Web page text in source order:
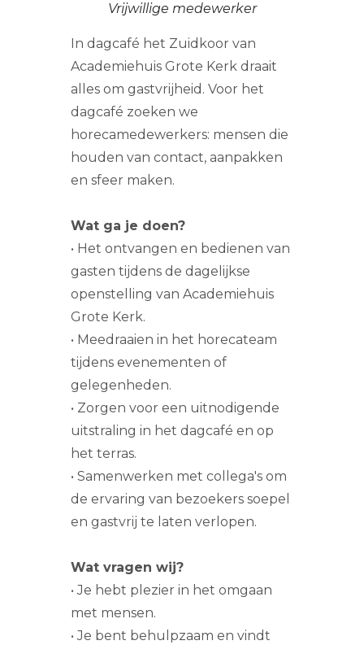
Vrijwillige medewerker
In dagcafé het Zuidkoor van
Academiehuis Grote Kerk draait
alles om gastvrijheid. Voor het
dagcafé zoeken we
horecamedewerkers: mensen die
houden van contact, aanpakken
en sfeer maken.
Wat ga je doen?
• Het ontvangen en bedienen van
gasten tijdens de dagelijkse
openstelling van Academiehuis
Grote Kerk.
• Meedraaien in het horecateam
tijdens evenementen of
gelegenheden.
• Zorgen voor een uitnodigende
uitstraling in het dagcafé en op
het terras.
• Samenwerken met collega's om
de ervaring van bezoekers soepel
en gastvrij te laten verlopen.
Wat vragen wij?
• Je hebt plezier in het omgaan
met mensen.
• Je bent behulpzaam en vindt